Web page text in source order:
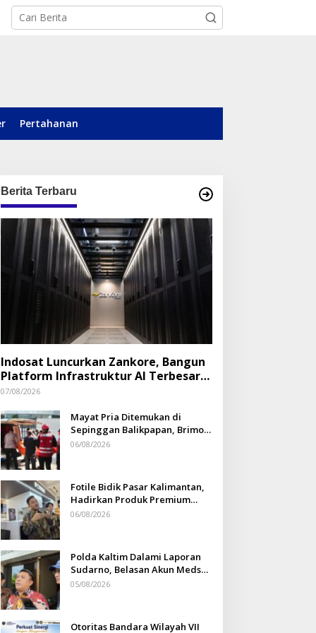
Pertahanan
Berita Terbaru
Indosat Luncurkan Zankore, Bangun
Platform Infrastruktur AI Terbesar
di Asia Tenggara
07/08/2026
Mayat Pria Ditemukan di
Sepinggan Balikpapan, Brimob
Lakukan Pengamanan TKP
06/08/2026
Fotile Bidik Pasar Kalimantan,
Hadirkan Produk Premium
Yang Makin Terjangkau
06/08/2026
Polda Kaltim Dalami Laporan
Sudarno, Belasan Akun Medsos
Masih Tahap Penyelidikan
05/08/2026
Otoritas Bandara Wilayah VII